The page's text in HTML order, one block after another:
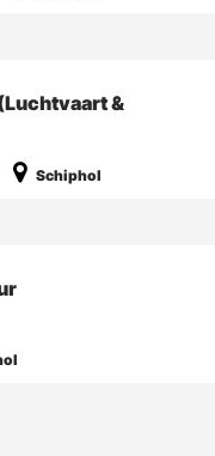
&
Schiphol